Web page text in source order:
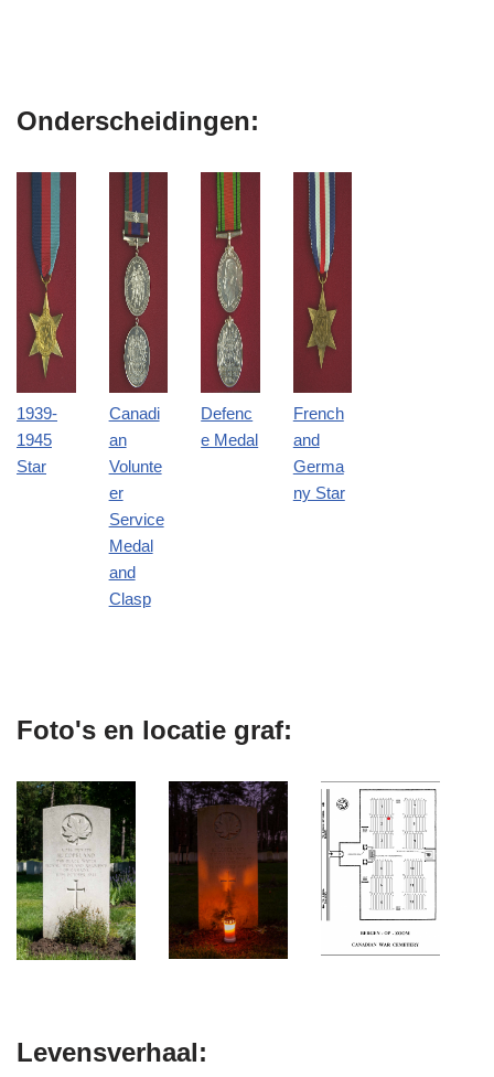
Onderscheidingen:
1939-
1945
Star
Canadi
an
Volunte
er
Service
Medal
and
Clasp
Defenc
e Medal
French
and
Germa
ny Star
Foto's en locatie graf:
Levensverhaal: